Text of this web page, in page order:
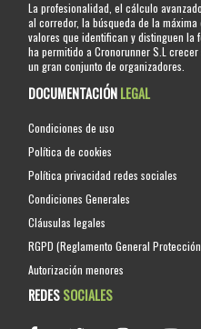
La profesionalidad, el cálculo
al corredor, la búsqueda de la
valores que identifican y distinguen la
ha permitido a Cronorunner S.L
un gran conjunto de organizadores.
DOCUMENTACIÓNLEGAL
Condiciones de uso
Política de cookies
Política privacidad redes sociales
Condiciones Generales
Cláusulas legales
RGPD (Reglamento General
Autorización menores
REDESSOCIALES